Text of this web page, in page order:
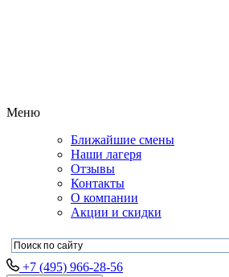
Меню
Ближайшие смены
Наши лагеря
Отзывы
Контакты
О компании
Акции и скидки
+7 (495) 966-28-56